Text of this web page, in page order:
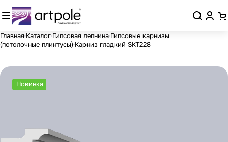
Главная Каталог Гипсовая лепнина Гипсовые карнизы
(потолочные плинтусы) Карниз гладкий SKT228
Новинка